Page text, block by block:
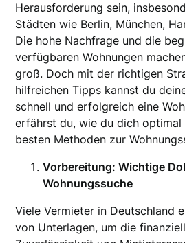
Herausforderung sein,
Städten wie Berlin, München,
Die hohe Nachfrage und die
verfügbaren Wohnungen
groß. Doch mit der richtigen
hilfreichen Tipps kannst du
schnell und erfolgreich eine
erfährst du, wie du dich
besten Methoden zur
Vorbereitung: Wichtige
Wohnungssuche
Viele Vermieter in Deutschland
von Unterlagen, um die